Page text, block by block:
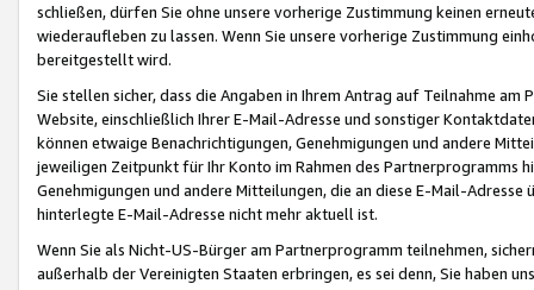
schließen, dürfen Sie ohne unsere vorherige Zustimmung keinen
wiederaufleben zu lassen. Wenn Sie unsere vorherige Zustimmung
bereitgestellt wird.
Sie stellen sicher, dass die Angaben in Ihrem Antrag auf Teilnahme
Website, einschließlich Ihrer E-Mail-Adresse und sonstiger
können etwaige Benachrichtigungen, Genehmigungen und andere
jeweiligen Zeitpunkt für Ihr Konto im Rahmen des Partnerprogramms
Genehmigungen und andere Mitteilungen, die an diese E-Mail-
hinterlegte E-Mail-Adresse nicht mehr aktuell ist.
Wenn Sie als Nicht-US-Bürger am Partnerprogramm teilnehmen,
außerhalb der Vereinigten Staaten erbringen, es sei denn, Sie haben